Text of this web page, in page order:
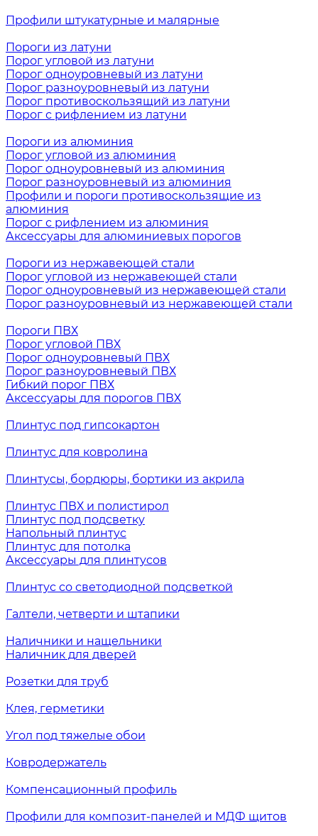
Профили штукатурные и малярные
Пороги из латуни
Порог угловой из латуни
Порог одноуровневый из латуни
Порог разноуровневый из латуни
Порог противоскользящий из латуни
Порог с рифлением из латуни
Пороги из алюминия
Порог угловой из алюминия
Порог одноуровневый из алюминия
Порог разноуровневый из алюминия
Профили и пороги противоскользящие из
алюминия
Порог с рифлением из алюминия
Аксессуары для алюминиевых порогов
Пороги из нержавеющей стали
Порог угловой из нержавеющей стали
Порог одноуровневый из нержавеющей стали
Порог разноуровневый из нержавеющей стали
Пороги ПВХ
Порог угловой ПВХ
Порог одноуровневый ПВХ
Порог разноуровневый ПВХ
Гибкий порог ПВХ
Аксессуары для порогов ПВХ
Плинтус под гипсокартон
Плинтус для ковролина
Плинтусы, бордюры, бортики из акрила
Плинтус ПВХ и полистирол
Плинтус под подсветку
Напольный плинтус
Плинтус для потолка
Аксессуары для плинтусов
Плинтус со светодиодной подсветкой
Галтели, четверти и штапики
Наличники и нащельники
Наличник для дверей
Розетки для труб
Клея, герметики
Угол под тяжелые обои
Ковродержатель
Компенсационный профиль
Профили для композит-панелей и МДФ щитов